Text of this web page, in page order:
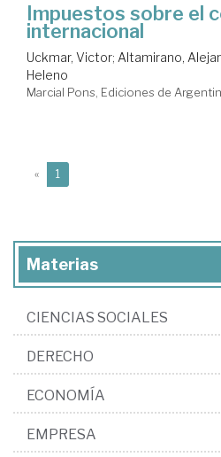
Impuestos sobre el
internacional
Uckmar, Victor; Altamirano,
Heleno
Marcial Pons, Ediciones de
« 1
Materias
CIENCIAS SOCIALES
DERECHO
ECONOMÍA
EMPRESA